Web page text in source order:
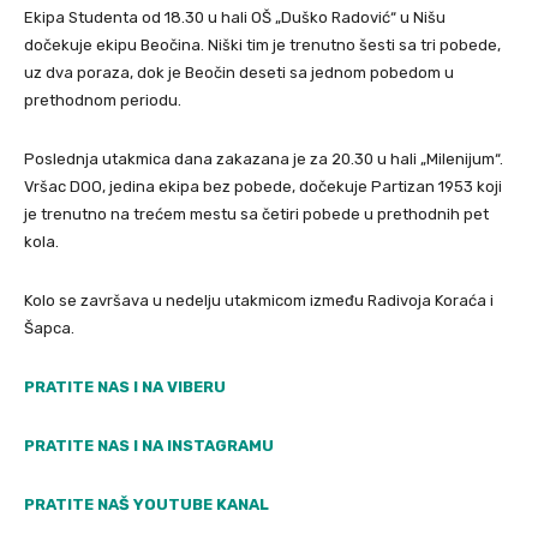
Ekipa Studenta od 18.30 u hali OŠ „Duško Radović“ u Nišu
dočekuje ekipu Beočina. Niški tim je trenutno šesti sa tri pobede,
uz dva poraza, dok je Beočin deseti sa jednom pobedom u
prethodnom periodu.
Poslednja utakmica dana zakazana je za 20.30 u hali „Milenijum“.
Vršac DOO, jedina ekipa bez pobede, dočekuje Partizan 1953 koji
je trenutno na trećem mestu sa četiri pobede u prethodnih pet
kola.
Kolo se završava u nedelju utakmicom između Radivoja Koraća i
Šapca.
PRATITE NAS I NA VIBERU
PRATITE NAS I NA INSTAGRAMU
PRATITE NAŠ YOUTUBE KANAL